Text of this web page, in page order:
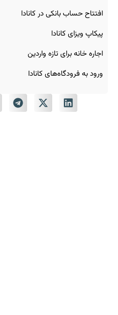
افتتاح حساب بانکی در کانادا
پیکاپ ویزای کانادا
اجاره خانه برای تازه‌ واردین
ورود به فرودگاه‌های کانادا